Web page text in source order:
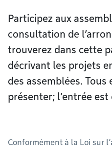
Participez aux
consultation de
trouverez dans cette
décrivant les projets
des assemblées.
présenter; l’entrée
Conformément à la Loi sur